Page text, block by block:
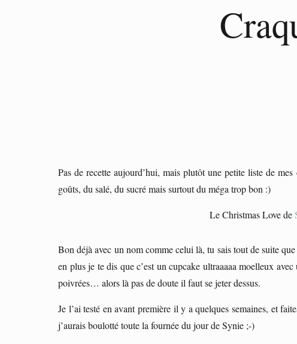
Pas de recette aujourd’hui, mais plutôt une petite liste de
goûts, du salé, du sucré mais surtout du méga trop bon :)
Le Christmas Love de
Bon déjà avec un nom comme celui là, tu sais tout de suite
en plus je te dis que c’est un cupcake ultraaaaa moelleux
poivrées… alors là pas de doute il faut se jeter dessus.
Je l’ai testé en avant première il y a quelques semaines, et
j’aurais boulotté toute la fournée du jour de Synie ;-)